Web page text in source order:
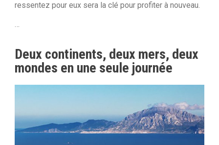
ressentez pour eux sera la clé pour profiter à nouveau.
…
Deux continents, deux mers, deux
mondes en une seule journée